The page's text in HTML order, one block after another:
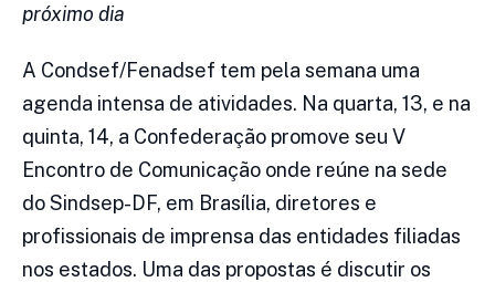
próximo dia
A Condsef/Fenadsef tem pela semana uma
agenda intensa de atividades. Na quarta, 13, e na
quinta, 14, a Confederação promove seu V
Encontro de Comunicação onde reúne na sede
do Sindsep-DF, em Brasília, diretores e
profissionais de imprensa das entidades filiadas
nos estados. Uma das propostas é discutir os